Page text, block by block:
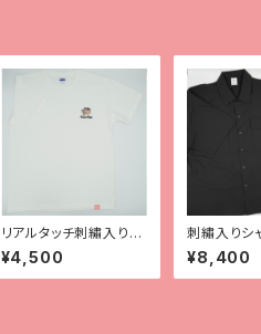
リアルタッチ刺繡入りT
シャツ【レオパ（スーパー
マックスノー）】
¥4,500
刺繡入りシ
¥8,400